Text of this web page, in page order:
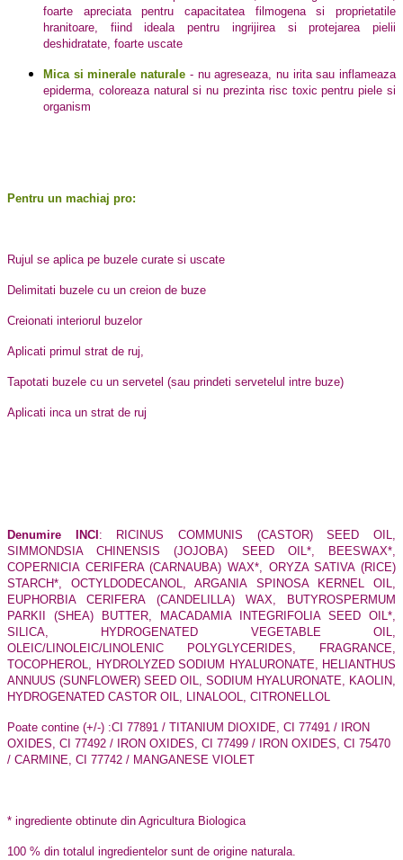
foarte apreciata pentru capacitatea filmogena si proprietatile
hranitoare, fiind ideala pentru ingrijirea si protejarea pielii
deshidratate, foarte uscate
Mica si minerale naturale - nu agreseaza, nu irita sau inflameaza
epiderma, coloreaza natural si nu prezinta risc toxic pentru piele si
organism
Pentru un machiaj pro:
Rujul se aplica pe buzele curate si uscate
Delimitati buzele cu un creion de buze
Creionati interiorul buzelor
Aplicati primul strat de ruj,
Tapotati buzele cu un servetel (sau prindeti servetelul intre buze)
Aplicati inca un strat de ruj
Denumire INCI :
RICINUS COMMUNIS (CASTOR) SEED OIL,
SIMMONDSIA CHINENSIS (JOJOBA) SEED OIL*, BEESWAX*,
COPERNICIA CERIFERA (CARNAUBA) WAX*, ORYZA SATIVA (RICE)
STARCH*, OCTYLDODECANOL, ARGANIA SPINOSA KERNEL OIL,
EUPHORBIA CERIFERA (CANDELILLA) WAX, BUTYROSPERMUM
PARKII (SHEA) BUTTER, MACADAMIA INTEGRIFOLIA SEED OIL*,
SILICA, HYDROGENATED VEGETABLE OIL,
OLEIC/LINOLEIC/LINOLENIC POLYGLYCERIDES, FRAGRANCE,
TOCOPHEROL, HYDROLYZED SODIUM HYALURONATE, HELIANTHUS
ANNUUS (SUNFLOWER) SEED OIL, SODIUM HYALURONATE, KAOLIN,
HYDROGENATED CASTOR OIL, LINALOOL, CITRONELLOL
Poate contine (+/-) :CI 77891 / TITANIUM DIOXIDE, CI 77491 / IRON
OXIDES, CI 77492 / IRON OXIDES, CI 77499 / IRON OXIDES, CI 75470
/ CARMINE, CI 77742 / MANGANESE VIOLET
* ingrediente obtinute din Agricultura Biologica
100 % din totalul ingredientelor sunt de origine naturala.